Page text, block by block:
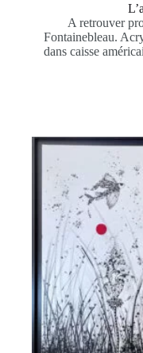
A retrouver
Fontainebleau.
dans caisse